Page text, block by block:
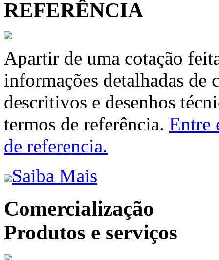
REFERÊNCIA
Apartir de uma cotação
informações detalhadas de
descritivos e desenhos
termos de referência. Entre
de referencia.
Saiba Mais
Comercialização
Produtos e serviços